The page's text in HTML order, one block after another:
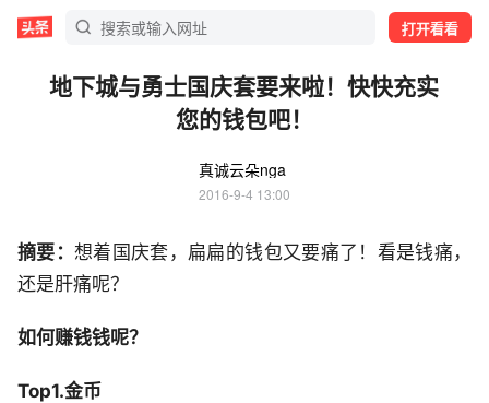
打开看看
地下城与勇士国庆套要来啦！快快充实
您的钱包吧！
真诚云朵nga
2016-9-4 13:00
摘要：想着国庆套，扁扁的钱包又要痛了！看是钱痛，
还是肝痛呢？
如何赚钱钱呢？
Top1.金币